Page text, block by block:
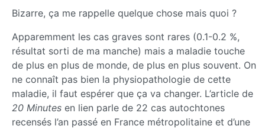
Bizarre, ça me rappelle quelque chose mais quoi ?
Apparemment les cas graves sont rares (0.1-0.2 %,
résultat sorti de ma manche) mais a maladie touche
de plus en plus de monde, de plus en plus souvent. On
ne connaît pas bien la physiopathologie de cette
maladie, il faut espérer que ça va changer. L’article de
20 Minutes en lien parle de 22 cas autochtones
recensés l’an passé en France métropolitaine et d’une